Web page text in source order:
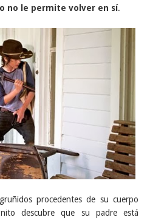
no le permite volver en sí.
procedentes de su cuerpo
descubre que su padre está